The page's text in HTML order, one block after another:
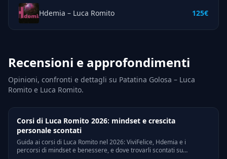
Hdemia – Luca Romito 125€
Recensioni e approfondimenti
Opinioni, confronti e dettagli su Patatina Golosa – Luca
Romito e Luca Romito.
Corsi di Luca Romito 2026: mindset e crescita
personale scontati
Guida ai corsi di Luca Romito nel 2026: ViviFelice, Hdemia e i
percorsi di mindset e benessere, e dove trovarli scontati su